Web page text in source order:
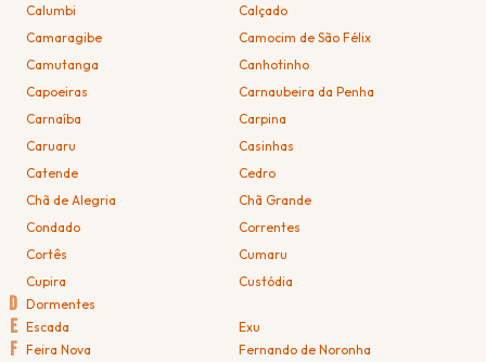
Calumbi
Calçado
Camaragibe
Camocim de São Félix
Camutanga
Canhotinho
Capoeiras
Carnaubeira da Penha
Carnaíba
Carpina
Caruaru
Casinhas
Catende
Cedro
Chã de Alegria
Chã Grande
Condado
Correntes
Cortês
Cumaru
Cupira
Custódia
D Dormentes
E Escada Exu
F Feira Nova
Fernando de Noronha